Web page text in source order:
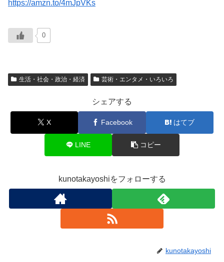
https://amzn.to/4mJpVKs
0
生活・社会・政治・経済 芸術・エンタメ・いろいろ
シェアする
X Facebook はてブ
LINE コピー
kunotakayoshiをフォローする
kunotakayoshi